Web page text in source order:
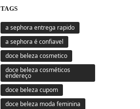
TAGS
a sephora entrega rapido
a sephora é confiavel
doce beleza cosmetico
doce beleza cosméticos
endereço
doce beleza cupom
doce beleza moda feminina